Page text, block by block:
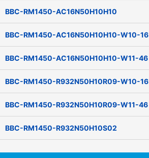
BBC-RM1450-AC16N50H10H10
BBC-RM1450-AC16N50H10H10-W10-16
BBC-RM1450-AC16N50H10H10-W11-46
BBC-RM1450-R932N50H10R09-W10-16
BBC-RM1450-R932N50H10R09-W11-46
BBC-RM1450-R932N50H10S02